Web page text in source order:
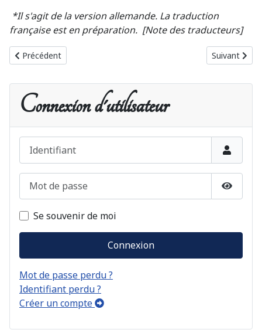
*Il s'agit de la version allemande. La traduction
française est en préparation. [Note des traducteurs]
Article précédent : Annonce parution (en langue française) du
Précédent Article
Suivant
Connexion d'utilisateur
Identifiant
Mot de passe
Se souvenir de moi
Connexion
Mot de passe perdu ?
Identifiant perdu ?
Créer un compte